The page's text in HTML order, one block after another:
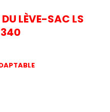
LÈVE-SAC LS